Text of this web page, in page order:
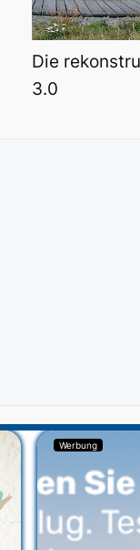
Die
3.0
Werbung